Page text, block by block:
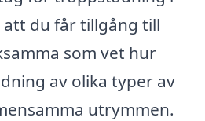
att du får tillgång till
som vet hur
av olika typer av
utrymmen.